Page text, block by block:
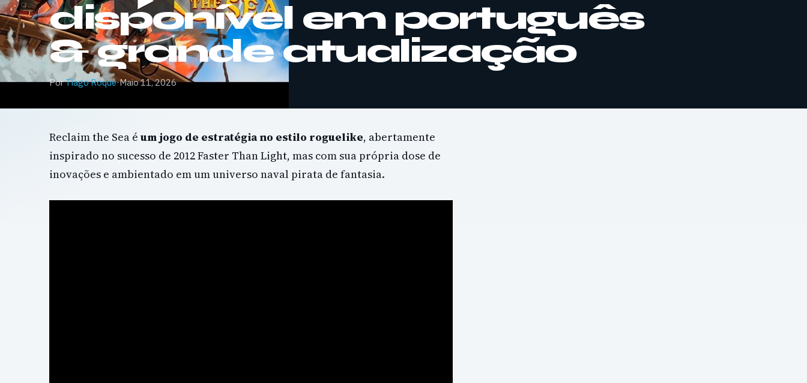
disponível em português
& grande atualização
PorTiago Roque·Maio 11, 2026
Reclaim the Sea é um jogo de estratégia no estilo roguelike, abertamente
inspirado no sucesso de 2012 Faster Than Light, mas com sua própria dose de
inovações e ambientado em um universo naval pirata de fantasia.